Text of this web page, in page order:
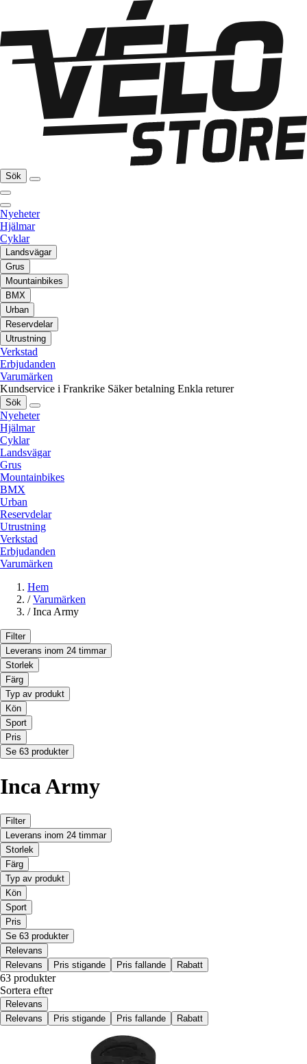
Sök
Nyeheter
Hjälmar
Cyklar
Landsvägar
Grus
Mountainbikes
BMX
Urban
Reservdelar
Utrustning
Verkstad
Erbjudanden
Varumärken
Kundservice i Frankrike Säker betalning Enkla returer
Sök
Nyeheter
Hjälmar
Cyklar
Landsvägar
Grus
Mountainbikes
BMX
Urban
Reservdelar
Utrustning
Verkstad
Erbjudanden
Varumärken
Hem
/ Varumärken
/ Inca Army
Filter
Leverans inom 24 timmar
Storlek
Färg
Typ av produkt
Kön
Sport
Pris
Se 63 produkter
Inca Army
Filter
Leverans inom 24 timmar
Storlek
Färg
Typ av produkt
Kön
Sport
Pris
Se 63 produkter
Relevans
Relevans
Pris stigande Pris fallande Rabatt
63 produkter
Sortera efter
Relevans
Relevans
Pris stigande Pris fallande Rabatt